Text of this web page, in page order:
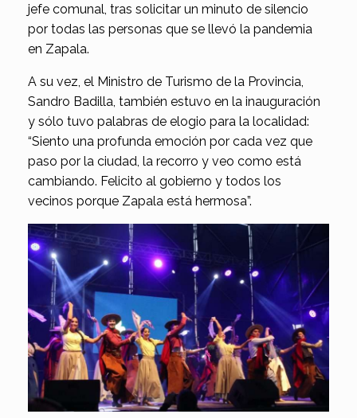
jefe comunal, tras solicitar un minuto de silencio
por todas las personas que se llevó la pandemia
en Zapala.
A su vez, el Ministro de Turismo de la Provincia,
Sandro Badilla, también estuvo en la inauguración
y sólo tuvo palabras de elogio para la localidad:
“Siento una profunda emoción por cada vez que
paso por la ciudad, la recorro y veo como está
cambiando. Felicito al gobierno y todos los
vecinos porque Zapala está hermosa”.